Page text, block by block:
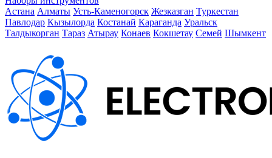
Астана Алматы Усть-Каменогорск Жезказган Туркестан
Павлодар Кызылорда Костанай Караганда Уральск
Талдыкорган Тараз Атырау Конаев Кокшетау Семей Шымкент